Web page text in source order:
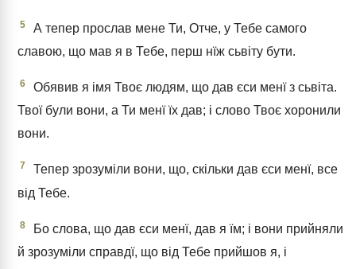
5
А тепер прослав мене Ти, Отче, у Тебе самого
славою, що мав я в Тебе, перш нїж сьвіту бути.
6
Обявив я імя Твоє людям, що дав єси менї з сьвіта.
Твої були вони, а Ти менї їх дав; і слово Твоє хоронили
вони.
7
Тепер зрозуміли вони, що, скільки дав єси менї, все
від Тебе.
8
Бо слова, що дав єси менї, дав я їм; і вони прийняли
й зрозуміли справдї, що від Тебе прийшов я, і